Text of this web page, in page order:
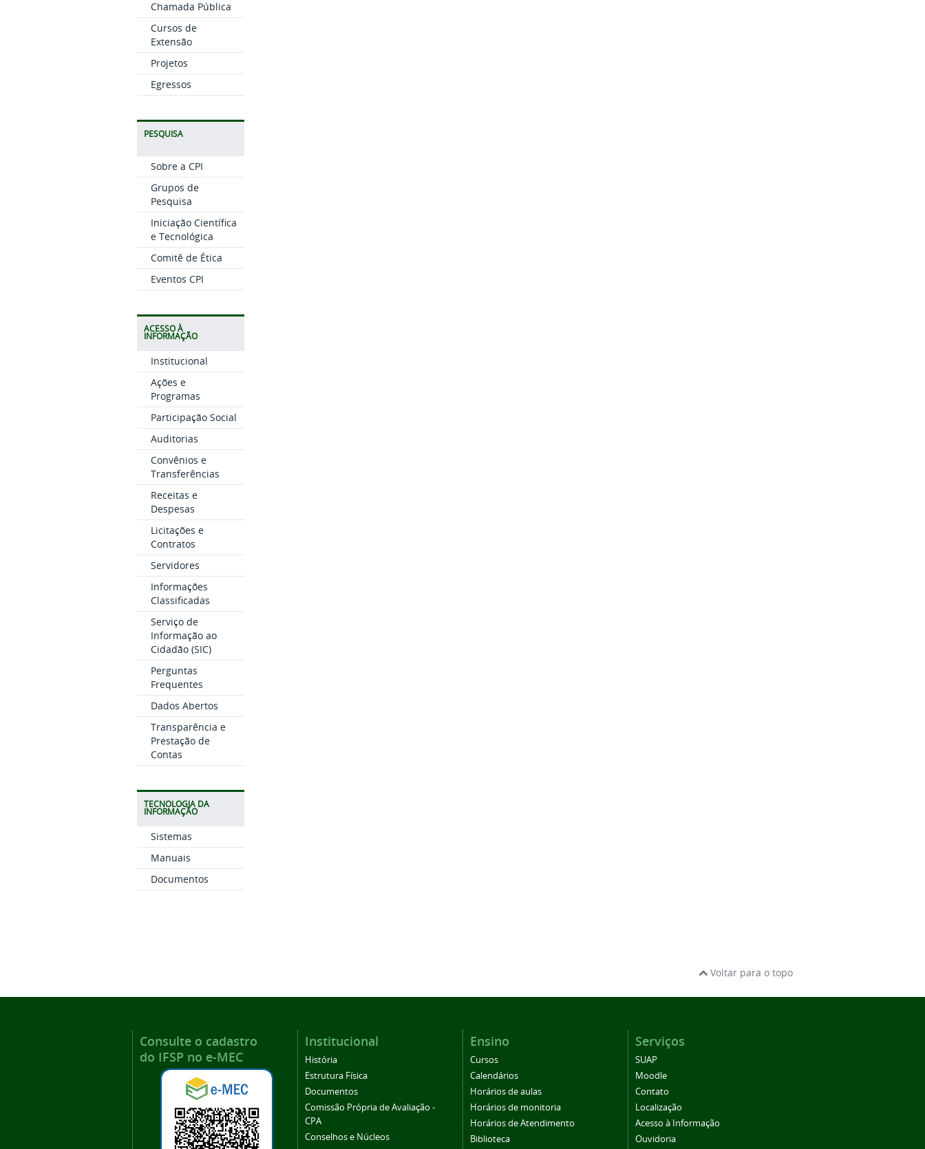
Chamada Pública
Cursos de
Extensão
Projetos
Egressos
PESQUISA
Sobre a CPI
Grupos de
Pesquisa
Iniciação Científica
e Tecnológica
Comitê de Ética
Eventos CPI
ACESSO À
INFORMAÇÃO
Institucional
Ações e
Programas
Participação Social
Auditorias
Convênios e
Transferências
Receitas e
Despesas
Licitações e
Contratos
Servidores
Informações
Classificadas
Serviço de
Informação ao
Cidadão (SIC)
Perguntas
Frequentes
Dados Abertos
Transparência e
Prestação de
Contas
TECNOLOGIA DA
INFORMAÇÃO
Sistemas
Manuais
Documentos
Voltar para o topo
Consulte o cadastro
do IFSP no e-MEC
Institucional
História
Estrutura Física
Documentos
Comissão Própria de Avaliação -
CPA
Conselhos e Núcleos
Ensino
Cursos
Calendários
Horários de aulas
Horários de monitoria
Horários de Atendimento
Biblioteca
Serviços
SUAP
Moodle
Contato
Localização
Acesso à Informação
Ouvidoria